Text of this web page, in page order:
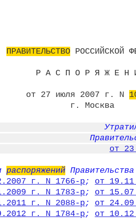
ПРАВИТЕЛЬСТВО РОССИЙСКОЙ
Р А С П О Р Я Ж Е Н
от 27 июля 2007 г. N
г. Москва
от
распоряжений
г. N 1766-р; от
г. N 1783-р; от
г. N 2088-р; от
г. N 1784-р; от